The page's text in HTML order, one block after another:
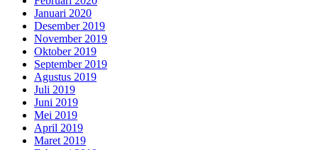
Januari 2020
Desember 2019
November 2019
Oktober 2019
September 2019
Agustus 2019
Juli 2019
Juni 2019
Mei 2019
April 2019
Maret 2019